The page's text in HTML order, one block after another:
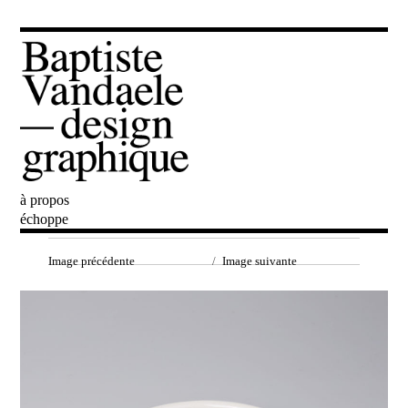
Baptiste Vandaele
à propos
échoppe
Image précédente Image suivante